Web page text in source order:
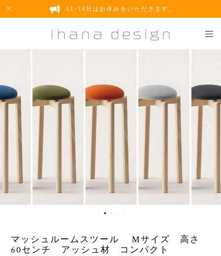
11~14日はお休みをいただきます。
マッシュルームスツール Mサイズ 高さ
60センチ アッシュ材 コンパクト